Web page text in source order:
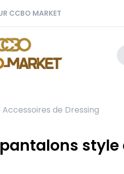
CCBO MARKET
Accessoires de Dressing
style